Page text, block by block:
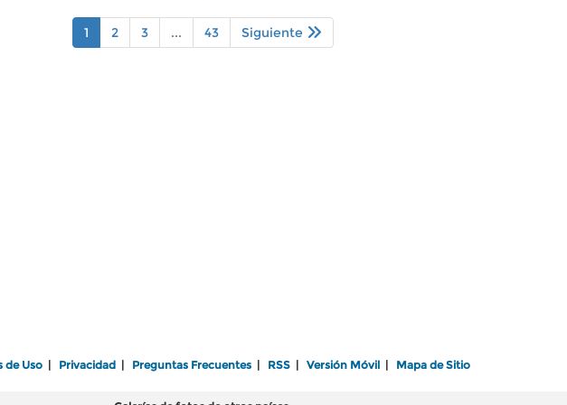
1 2 3 ... 43 Siguiente
de Uso Privacidad Preguntas Frecuentes RSS Versión Móvil Mapa de Sitio